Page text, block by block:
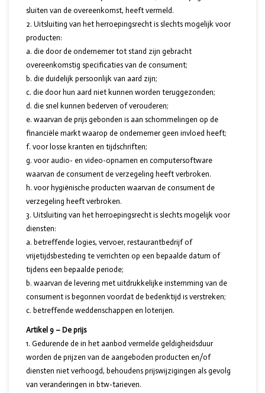
sluiten van de overeenkomst, heeft vermeld.
Uitsluiting van het herroepingsrecht is slechts mogelijk voor
producten:
a. die door de ondernemer tot stand zijn gebracht
overeenkomstig specificaties van de consument;
b. die duidelijk persoonlijk van aard zijn;
c. die door hun aard niet kunnen worden teruggezonden;
d. die snel kunnen bederven of verouderen;
e. waarvan de prijs gebonden is aan schommelingen op de
financiële markt waarop de ondernemer geen invloed heeft;
f. voor losse kranten en tijdschriften;
g. voor audio- en video-opnamen en computersoftware
waarvan de consument de verzegeling heeft verbroken.
h. voor hygiënische producten waarvan de consument de
verzegeling heeft verbroken.
Uitsluiting van het herroepingsrecht is slechts mogelijk voor
diensten:
a. betreffende logies, vervoer, restaurantbedrijf of
vrijetijdsbesteding te verrichten op een bepaalde datum of
tijdens een bepaalde periode;
b. waarvan de levering met uitdrukkelijke instemming van de
consument is begonnen voordat de bedenktijd is verstreken;
c. betreffende weddenschappen en loterijen.
Artikel 9 – De prijs
Gedurende de in het aanbod vermelde geldigheidsduur
worden de prijzen van de aangeboden producten en/of
diensten niet verhoogd, behoudens prijswijzigingen als gevolg
van veranderingen in btw-tarieven.